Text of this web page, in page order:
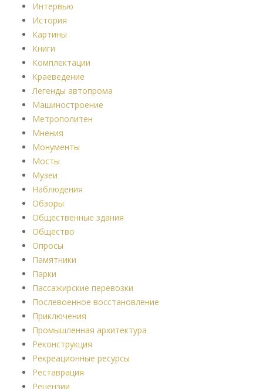
Интервью
История
Картины
Книги
Комплектации
Краеведение
Легенды автопрома
Машиностроение
Метрополитен
Мнения
Монументы
Мосты
Музеи
Наблюдения
Обзоры
Общественные здания
Общество
Опросы
Памятники
Парки
Пассажирские перевозки
Послевоенное восстановление
Приключения
Промышленная архитектура
Реконструкция
Рекреационные ресурсы
Реставрация
Рецензии